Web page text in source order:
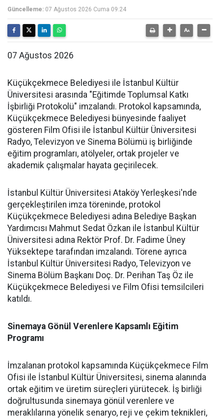
Güncelleme: 07 Ağustos 2026 Cuma 09:24
07 Ağustos 2026
Küçükçekmece Belediyesi ile İstanbul Kültür
Üniversitesi arasında "Eğitimde Toplumsal Katkı
İşbirliği Protokolü" imzalandı. Protokol kapsamında,
Küçükçekmece Belediyesi bünyesinde faaliyet
gösteren Film Ofisi ile İstanbul Kültür Üniversitesi
Radyo, Televizyon ve Sinema Bölümü iş birliğinde
eğitim programları, atölyeler, ortak projeler ve
akademik çalışmalar hayata geçirilecek.
İstanbul Kültür Üniversitesi Ataköy Yerleşkesi'nde
gerçekleştirilen imza töreninde, protokol
Küçükçekmece Belediyesi adına Belediye Başkan
Yardımcısı Mahmut Sedat Özkan ile İstanbul Kültür
Üniversitesi adına Rektör Prof. Dr. Fadime Üney
Yüksektepe tarafından imzalandı. Törene ayrıca
İstanbul Kültür Üniversitesi Radyo, Televizyon ve
Sinema Bölüm Başkanı Doç. Dr. Perihan Taş Öz ile
Küçükçekmece Belediyesi ve Film Ofisi temsilcileri
katıldı.
Sinemaya Gönül Verenlere Kapsamlı Eğitim
Programı
İmzalanan protokol kapsamında Küçükçekmece Film
Ofisi ile İstanbul Kültür Üniversitesi, sinema alanında
ortak eğitim ve üretim süreçleri yürütecek. İş birliği
doğrultusunda sinemaya gönül verenlere ve
meraklılarına yönelik senaryo, reji ve çekim teknikleri,